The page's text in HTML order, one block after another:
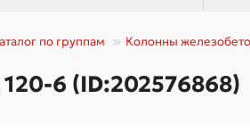
по группам Колонны
6 (ID:202576868)